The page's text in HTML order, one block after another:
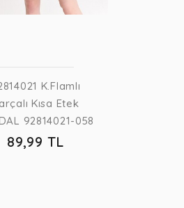
K.Flamlı
Kısa Etek
92814021-058
89,99 TL